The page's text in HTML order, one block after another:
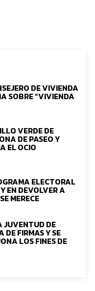
DE VIVIENDA
SOBRE “VIVIENDA
VERDE DE
DE PASEO Y
EL OCIO
ELECTORAL
EN DEVOLVER A
MERECE
JUVENTUD DE
DE FIRMAS Y SE
LOS FINES DE